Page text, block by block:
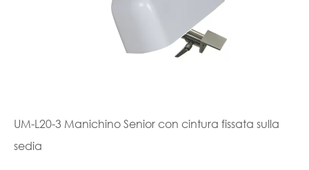
UM-L20-3 Manichino Senior con cintura fissata sulla
sedia